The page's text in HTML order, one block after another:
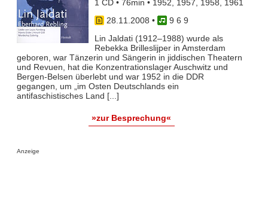
1 CD • 76min • 1952, 1957, 1958, 1961
28.11.2008 •
9 6 9
Lin Jaldati (1912–1988) wurde als
Rebekka Brilleslijper in Amsterdam
geboren, war Tänzerin und Sängerin in jiddischen Theatern
und Revuen, hat die Konzentrationslager Auschwitz und
Bergen-Belsen überlebt und war 1952 in die DDR
gegangen, um „im Osten Deutschlands ein
antifaschistisches Land [...]
»zur Besprechung«
Anzeige